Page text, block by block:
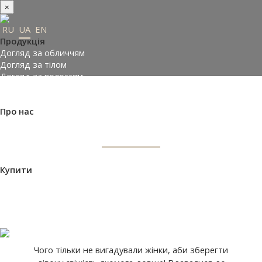
×
RU UA EN
Продукція
Догляд за обличчям
Догляд за тілом
Догляд за волоссям
Про нас
Купити
ДОГЛЯД ЗА ТІЛОМ
Чого тільки не вигадували жінки, аби зберегти